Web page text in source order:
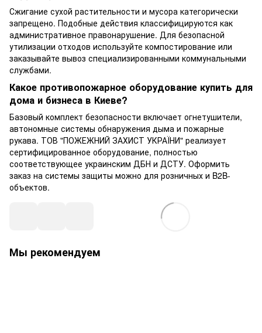
Сжигание сухой растительности и мусора категорически
запрещено. Подобные действия классифицируются как
административное правонарушение. Для безопасной
утилизации отходов используйте компостирование или
заказывайте вывоз специализированными коммунальными
службами.
Какое противопожарное оборудование купить для
дома и бизнеса в Киеве?
Базовый комплект безопасности включает огнетушители,
автономные системы обнаружения дыма и пожарные
рукава. ТОВ "ПОЖЕЖНИЙ ЗАХИСТ УКРАЇНИ" реализует
сертифицированное оборудование, полностью
соответствующее украинским ДБН и ДСТУ. Оформить
заказ на системы защиты можно для розничных и B2B-
объектов.
Мы рекомендуем